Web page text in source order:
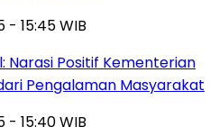
- 15:45 WIB
Narasi Positif Kementerian
Pengalaman Masyarakat
- 15:40 WIB